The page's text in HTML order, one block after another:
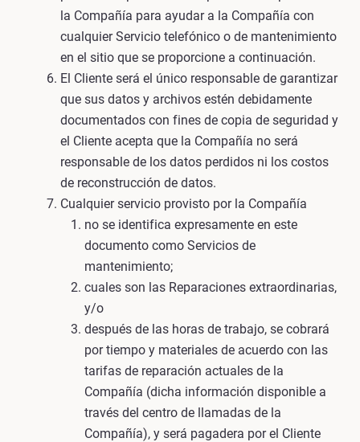
la Compañía para ayudar a la Compañía con
cualquier Servicio telefónico o de mantenimiento
en el sitio que se proporcione a continuación.
El Cliente será el único responsable de garantizar
que sus datos y archivos estén debidamente
documentados con fines de copia de seguridad y
el Cliente acepta que la Compañía no será
responsable de los datos perdidos ni los costos
de reconstrucción de datos.
Cualquier servicio provisto por la Compañía
no se identifica expresamente en este
documento como Servicios de
mantenimiento;
cuales son las Reparaciones extraordinarias,
y/o
después de las horas de trabajo, se cobrará
por tiempo y materiales de acuerdo con las
tarifas de reparación actuales de la
Compañía (dicha información disponible a
través del centro de llamadas de la
Compañía), y será pagadera por el Cliente